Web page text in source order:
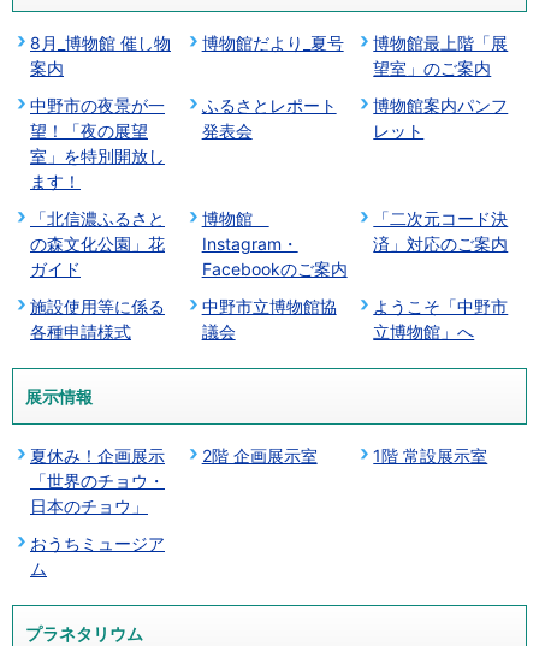
8月_博物館 催し物
案内
博物館だより_夏号
博物館最上階「展
望室」のご案内
中野市の夜景が一
望！「夜の展望
室」を特別開放し
ます！
ふるさとレポート
発表会
博物館案内パンフ
レット
「北信濃ふるさと
の森文化公園」花
ガイド
博物館
Instagram・
Facebookのご案内
「二次元コード決
済」対応のご案内
施設使用等に係る
各種申請様式
中野市立博物館協
議会
ようこそ「中野市
立博物館」へ
展示情報
夏休み！企画展示
「世界のチョウ・
日本のチョウ」
2階 企画展示室 1階 常設展示室
おうちミュージア
ム
プラネタリウム